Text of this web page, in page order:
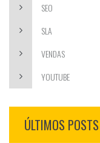
SEO
SLA
VENDAS
YOUTUBE
ÚLTIMOS POSTS